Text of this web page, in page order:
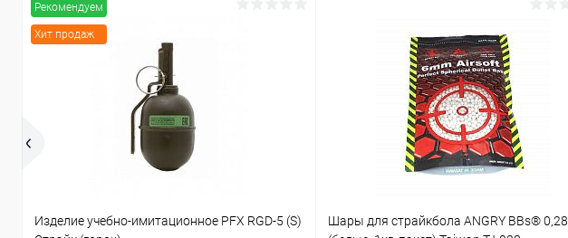
Рекомендуем
Хит продаж
Изделие учебно-имитационное PFX RGD-5 (S)
Шары для страйкбола ANGRY BBs® 0,28